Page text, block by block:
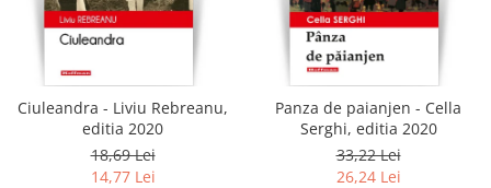
Ciuleandra - Liviu Rebreanu,
editia 2020
18,69 Lei
14,77 Lei
Panza de paianjen - Cella
Serghi, editia 2020
33,22 Lei
26,24 Lei